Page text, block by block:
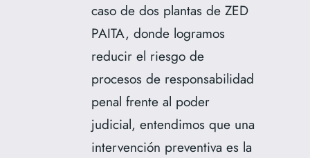
caso de dos plantas de ZED
PAITA, donde logramos
reducir el riesgo de
procesos de responsabilidad
penal frente al poder
judicial, entendimos que una
intervención preventiva es la